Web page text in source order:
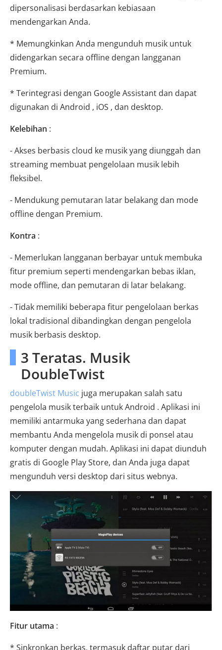
dipersonalisasi berdasarkan kebiasaan
mendengarkan Anda.
* Memungkinkan Anda mengunduh musik untuk
didengarkan secara offline dengan langganan
Premium.
* Terintegrasi dengan Google Assistant dan dapat
digunakan di Android , iOS , dan desktop.
Kelebihan :
- Akses berbasis cloud ke musik yang diunggah dan
streaming membuat pengelolaan musik lebih
fleksibel.
- Mendukung pemutaran latar belakang dan mode
offline dengan Premium.
Kontra :
- Memerlukan langganan berbayar untuk membuka
fitur premium seperti mendengarkan bebas iklan,
mode offline, dan pemutaran di latar belakang.
- Tidak memiliki beberapa fitur pengelolaan berkas
lokal tradisional dibandingkan dengan pengelola
musik berbasis desktop.
3 Teratas. Musik
DoubleTwist
doubleTwist Music juga merupakan salah satu
pengelola musik terbaik untuk Android . Aplikasi ini
memiliki antarmuka yang sederhana dan dapat
membantu Anda mengelola musik di ponsel atau
komputer dengan mudah. ​​Aplikasi ini dapat diunduh
gratis di Google Play Store, dan Anda juga dapat
mengunduh versi desktop dari situs webnya.
Fitur utama :
* Sinkronkan berkas, termasuk daftar putar dari